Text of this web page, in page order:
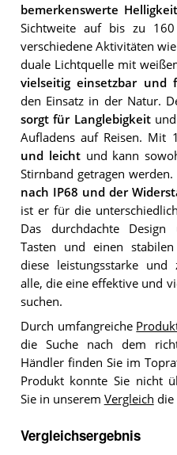
bemerkenswerte
Sichtweite auf bis zu
verschiedene Aktivitäten
duale Lichtquelle mit
vielseitig einsetzbar und
den Einsatz in der Natur.
sorgt für Langlebigkeitund
Aufladens auf Reisen. Mit
und leichtund kann
Stirnband getragen
nach IP68 und der
ist er für die
Das durchdachte Design
Tasten und einen
diese leistungsstarke und
alle, die eine effektive und
suchen.
Durch umfangreiche
die Suche nach dem
Händler finden Sie im
Produkt konnte Sie nicht
Sie in unserem Vergleich die
Vergleichsergebnis